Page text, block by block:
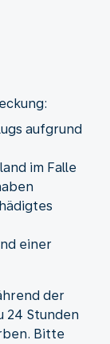
aufgrund
im Falle
einer
der
24 Stunden
Bitte